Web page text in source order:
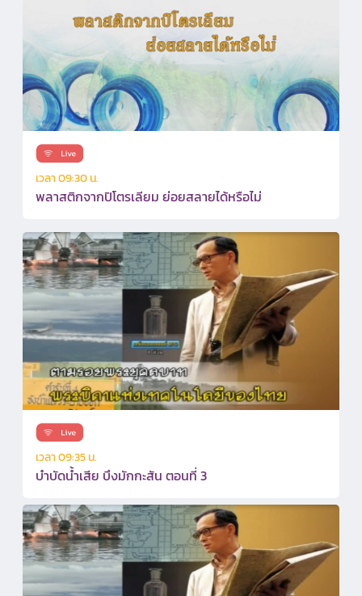
เวลา 09:30 น.
พลาสติกจากปิโตรเลียม ย่อยสลายได้หรือไม่
เวลา 09:35 น.
บำบัดน้ำเสีย บึงมักกะสัน ตอนที่ 3